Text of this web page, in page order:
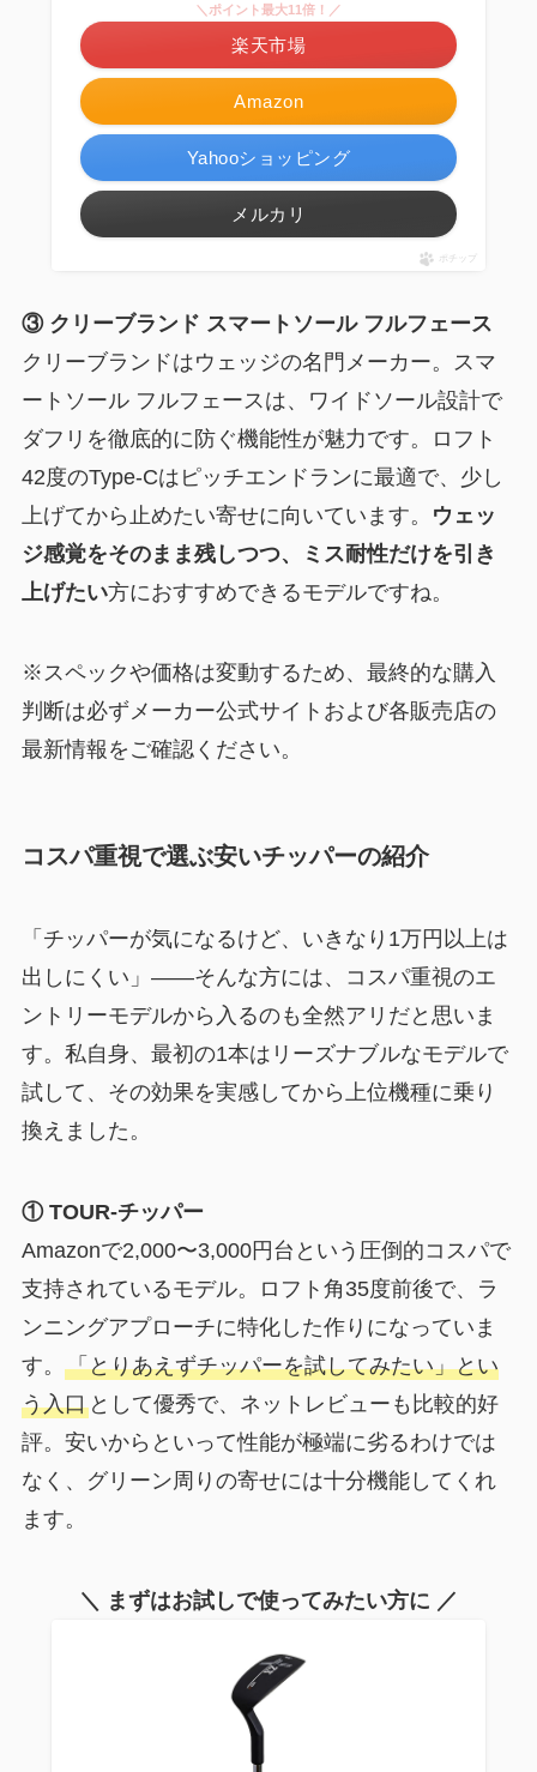
Amazon
＼ポイント最大11倍！／
楽天市場
Yahooショッピング
メルカリ
ポチップ
③ クリーブランド スマートソール フルフェース
クリーブランドはウェッジの名門メーカー。スマ
ートソール フルフェースは、ワイドソール設計で
ダフリを徹底的に防ぐ機能性が魅力です。ロフト
42度のType-Cはピッチエンドランに最適で、少し
上げてから止めたい寄せに向いています。
ウェッ
ジ感覚をそのまま残しつつ、ミス耐性だけを引き
上げたい方におすすめできるモデルですね。
※スペックや価格は変動するため、最終的な購入
判断は必ずメーカー公式サイトおよび各販売店の
最新情報をご確認ください。
コスパ重視で選ぶ安いチッパーの紹介
「チッパーが気になるけど、いきなり1万円以上は
出しにくい」——そんな方には、コスパ重視のエ
ントリーモデルから入るのも全然アリだと思いま
す。私自身、最初の1本はリーズナブルなモデルで
試して、その効果を実感してから上位機種に乗り
換えました。
① TOUR-チッパー
Amazonで2,000〜3,000円台という圧倒的コスパで
支持されているモデル。ロフト角35度前後で、ラ
ンニングアプローチに特化した作りになっていま
す。 「とりあえずチッパーを試してみたい」とい
う入口として優秀で、ネットレビューも比較的好
評。安いからといって性能が極端に劣るわけでは
なく、グリーン周りの寄せには十分機能してくれ
ます。
＼ まずはお試しで使ってみたい方に ／